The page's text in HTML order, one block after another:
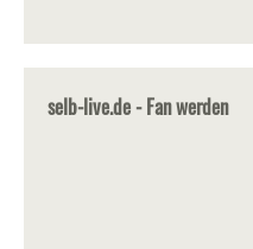
selb-live.de - Fan werden